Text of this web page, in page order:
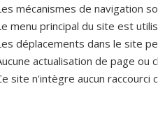
mécanismes de navigation
menu principal du site est
déplacements dans le site
actualisation de page
site n'intègre aucun raccourci